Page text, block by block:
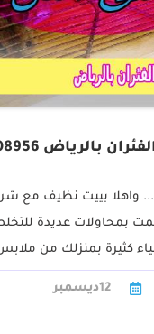
بالرياض 920008956
واهلا بييت نظيف مع
920008956 قمت بمحاولات
كثيرة بمنزلك من
12ديسمبر